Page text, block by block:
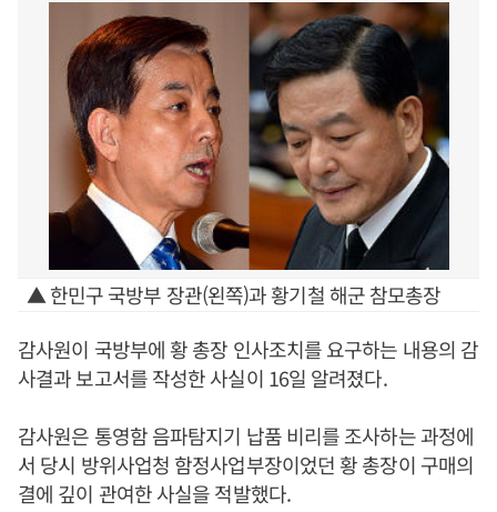
▲ 한민구 국방부 장관(왼쪽)과 황기철 해군 참모총장
감사원이 국방부에 황 총장 인사조치를 요구하는 내용의 감
사결과 보고서를 작성한 사실이 16일 알려졌다.
감사원은 통영함 음파탐지기 납품 비리를 조사하는 과정에
서 당시 방위사업청 함정사업부장이었던 황 총장이 구매의
결에 깊이 관여한 사실을 적발했다.